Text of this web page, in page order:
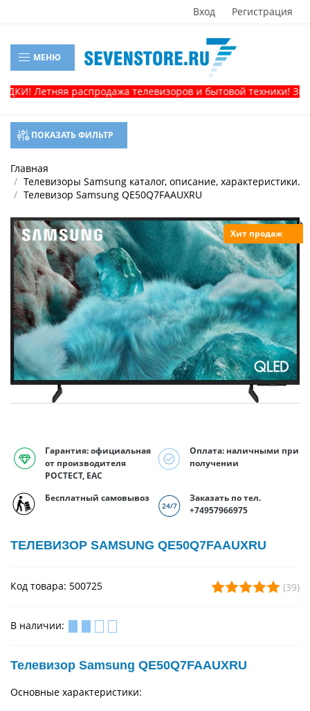
Вход Регистрация
МЕНЮ
Летняя распродажа телевизоров и бытовой техники!
ПОКАЗАТЬ ФИЛЬТР
Главная
Телевизоры Samsung каталог, описание, характеристики.
Телевизор Samsung QE50Q7FAAUXRU
Хит продаж
Гарантия: официальная
от производителя
РОСТЕСТ, EAC
Оплата: наличными при
получении
Бесплатный самовывоз
Заказать по тел.
+74957966975
ТЕЛЕВИЗОР SAMSUNG QE50Q7FAAUXRU
Код товара: 500725 (39)
В наличии:
Телевизор Samsung QE50Q7FAAUXRU
Основные характеристики: